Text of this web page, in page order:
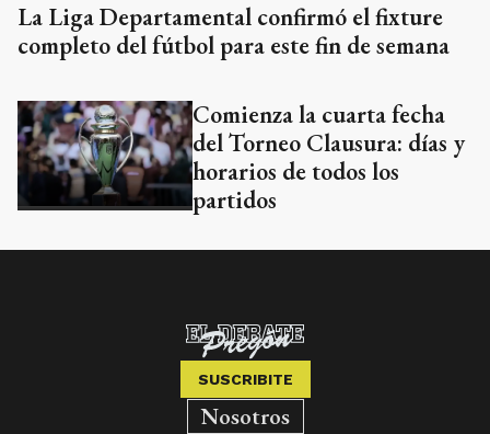
La Liga Departamental confirmó el fixture
completo del fútbol para este fin de semana
Comienza la cuarta fecha
del Torneo Clausura: días y
horarios de todos los
partidos
SUSCRIBITE
Nosotros